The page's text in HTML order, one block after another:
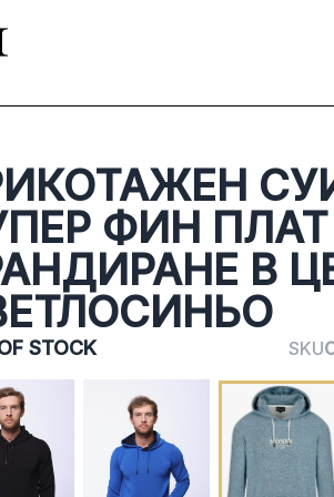
ФИН
В
STOCK SKU